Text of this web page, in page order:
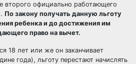
второго официально работающего
По закону получать данную льготу
ребенка и до достижения им
право на вычет.
18 лет или же он заканчивает
года), льготу перестают начислять